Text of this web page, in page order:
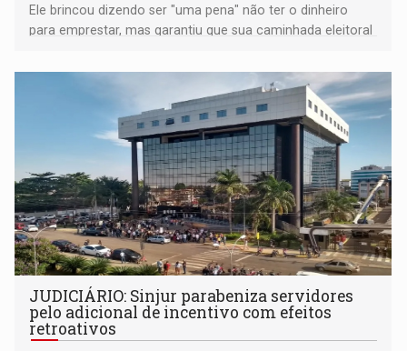
Ele brincou dizendo ser "uma pena" não ter o dinheiro
para emprestar, mas garantiu que sua caminhada eleitoral
JUDICIÁRIO: Sinjur parabeniza servidores
pelo adicional de incentivo com efeitos
retroativos